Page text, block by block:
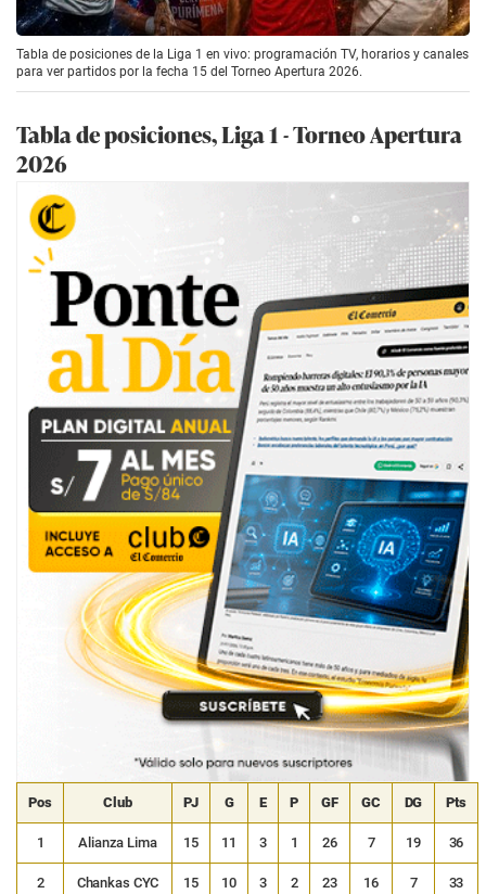
Tabla de posiciones de la Liga 1 en vivo: programación TV, horarios y canales
para ver partidos por la fecha 15 del Torneo Apertura 2026.
Tabla de posiciones, Liga 1 - Torneo Apertura
2026
Pos Club PJ G E P GF GC DG Pts
1 Alianza Lima 15 11 3 1 26 7 19 36
2 Chankas CYC 15 10 3 2 23 16 7 33